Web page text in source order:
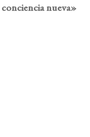
nueva»